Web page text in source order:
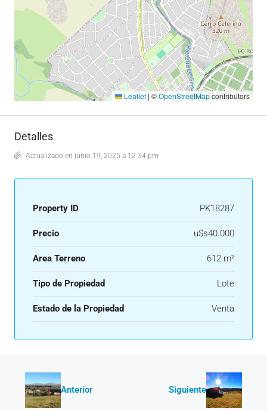
Leaflet | ©OpenStreetMapcontributors
Detalles
Actualizado en junio 19, 2025 a 12:34 pm
Property ID PK18287
Precio u$s40.000
Area Terreno 612 m²
Tipo de Propiedad Lote
Estado de la Propiedad Venta
Anterior Siguiente